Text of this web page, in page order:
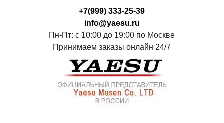
+7(999) 333-25-39
info@yaesu.ru
Пн-Пт: с 10:00 до 19:00 по Москве
Принимаем заказы онлайн 24/7